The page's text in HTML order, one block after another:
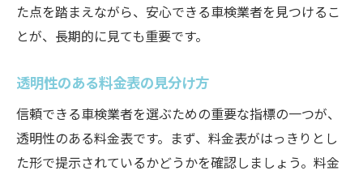
た点を踏まえながら、安心できる車検業者を見つけるこ
とが、長期的に見ても重要です。
透明性のある料金表の見分け方
信頼できる車検業者を選ぶための重要な指標の一つが、
透明性のある料金表です。まず、料金表がはっきりとし
た形で提示されているかどうかを確認しましょう。料金